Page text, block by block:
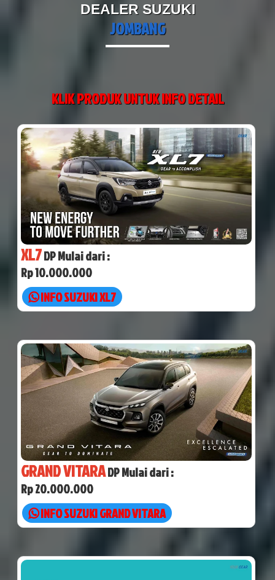
DEALER SUZUKI
JOMBANG
KLIK PRODUK UNTUK INFO DETAIL
XL7DP Mulai dari :
Rp 10.000.000
INFO SUZUKI XL7
GRAND VITARADP Mulai dari :
Rp 20.000.000
INFO SUZUKI GRAND VITARA